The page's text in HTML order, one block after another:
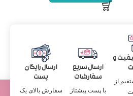
و
از
ارسال سریع
سفارشات
با پست پیشتاز
ارسال رایگان
پست
سفارش بالای یک